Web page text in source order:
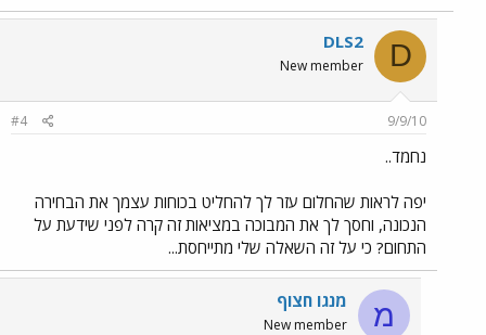
D
DLS2
New member
9/9/10
#4
נחמד..
יפה לראות שהחלום עזר לך להחליט בכוחות עצמך את הבחירה
הנכונה, וחסך לך את המבוכה במציאות זה קרה לפני שידעת על
התחום? כי על זה השאלה שלי מתייחסת...
מ מנגו חצוף
New member